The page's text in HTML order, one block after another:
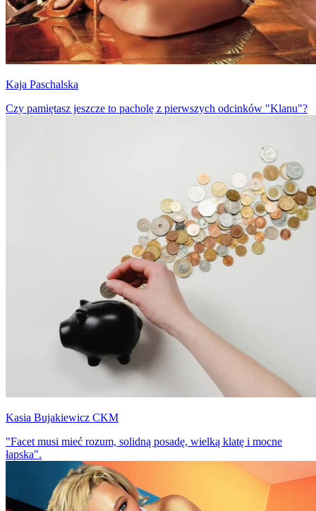
Kaja Paschalska
Czy pamiętasz jeszcze to pacholę z pierwszych odcinków "Klanu"?
Kasia Bujakiewicz CKM
"Facet musi mieć rozum, solidną posadę, wielką klatę i mocne
łapska".